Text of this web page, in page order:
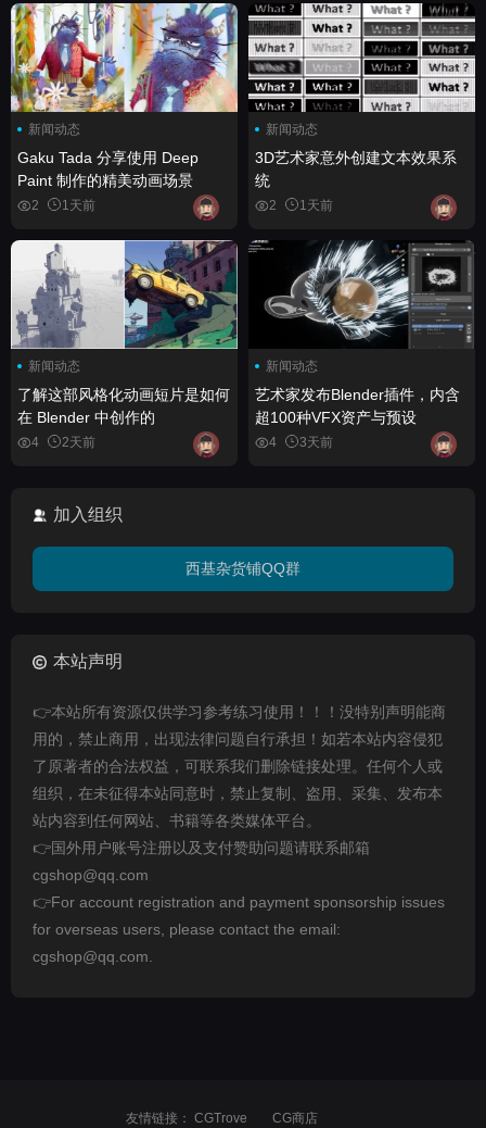
新闻动态
Gaku Tada 分享使用 Deep
Paint 制作的精美动画场景
2 1天前
新闻动态
3D艺术家意外创建文本效果系
统
2 1天前
新闻动态
了解这部风格化动画短片是如何
在 Blender 中创作的
4 2天前
新闻动态
艺术家发布Blender插件，内含
超100种VFX资产与预设
4 3天前
加入组织
西基杂货铺QQ群
本站声明
👉本站所有资源仅供学习参考练习使用！！！没特别声明能商
用的，禁止商用，出现法律问题自行承担！如若本站内容侵犯
了原著者的合法权益，可联系我们删除链接处理。任何个人或
组织，在未征得本站同意时，禁止复制、盗用、采集、发布本
站内容到任何网站、书籍等各类媒体平台。
👉国外用户账号注册以及支付赞助问题请联系邮箱
cgshop@qq.com
👉For account registration and payment sponsorship issues
for overseas users, please contact the email:
cgshop@qq.com.
友情链接： CGTrove CG商店